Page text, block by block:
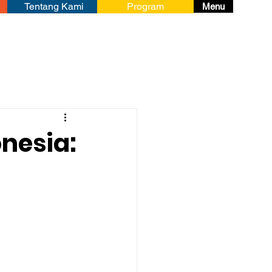
Tentang Kami Menu
Program